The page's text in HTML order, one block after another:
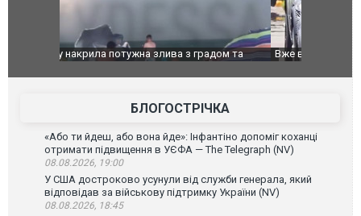
Вже вивели на тести: Ferrari готує оновлення
Вийшов
фільму
БЛОГОСТРІЧКА
«Або ти йдеш, або вона йде»: Інфантіно допоміг коханці
отримати підвищення в УЄФА — The Telegraph (NV)
08.08.2026, 19:00
У США достроково усунули від служби генерала, який
відповідав за військову підтримку України (NV)
08.08.2026, 18:45